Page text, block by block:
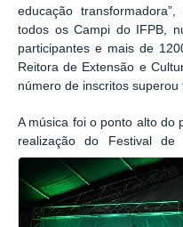
educação
todos os Campi do IFPB,
participantes e mais de
Reitora de Extensão e
número de inscritos superou
A música foi o ponto alto do
realização do Festival de